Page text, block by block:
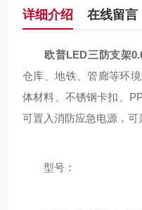
详细介绍 在线留言
欧普LED三防支架
仓库、地铁、管廊等环
体材料、不锈钢卡扣、
可置入消防应急电源，可
型号：